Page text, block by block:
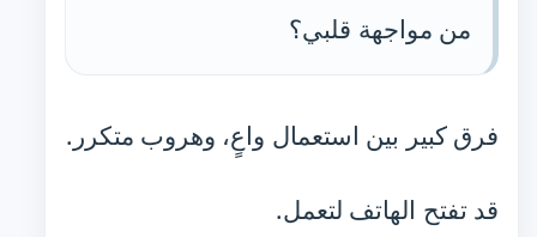
من مواجهة قلبي؟
فرق كبير بين استعمال واعٍ، وهروب متكرر.
قد تفتح الهاتف لتعمل.